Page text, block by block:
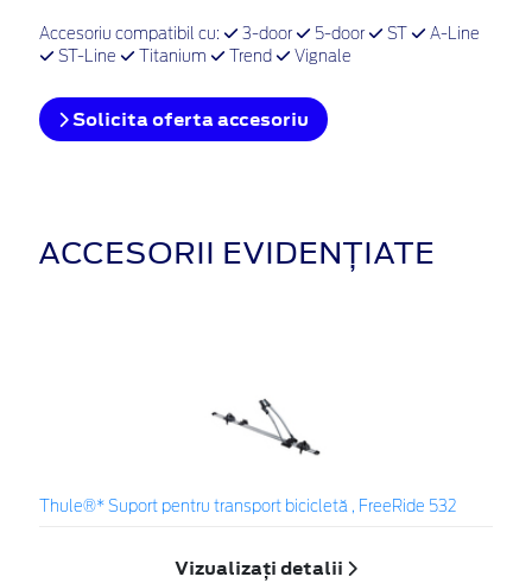
Accesoriu compatibil cu: 3-door 5-door ST
A-Line
ST-Line
Titanium Trend Vignale
Solicita oferta accesoriu
ACCESORII EVIDENȚIATE
Thule®* Suport pentru transport bicicletă , FreeRide 532
Vizualizați detalii